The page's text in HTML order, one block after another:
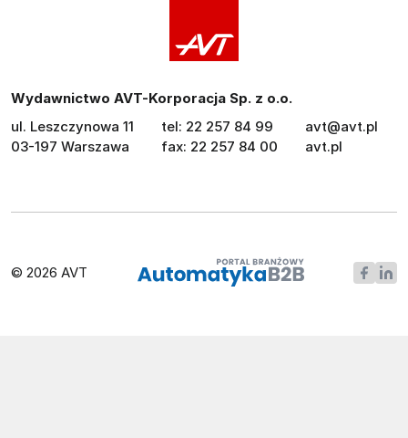
Wydawnictwo AVT-Korporacja Sp. z o.o.
ul. Leszczynowa 11
03-197 Warszawa
tel: 22 257 84 99
fax: 22 257 84 00
avt@avt.pl
avt.pl
© 2026 AVT